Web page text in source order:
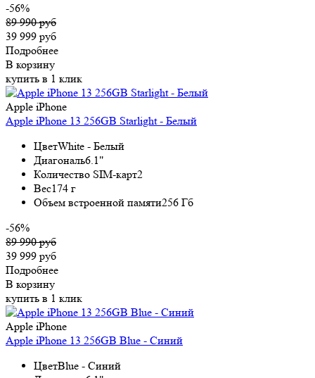
-56%
89 990 руб
39 999 руб
Подробнее
В корзину
купить в 1 клик
Apple iPhone
Apple iPhone 13 256GB Starlight - Белый
ЦветWhite - Белый
Диагональ6.1"
Количество SIM-карт2
Вес174 г
Объем встроенной памяти256 Гб
-56%
89 990 руб
39 999 руб
Подробнее
В корзину
купить в 1 клик
Apple iPhone
Apple iPhone 13 256GB Blue - Синий
ЦветBlue - Синий